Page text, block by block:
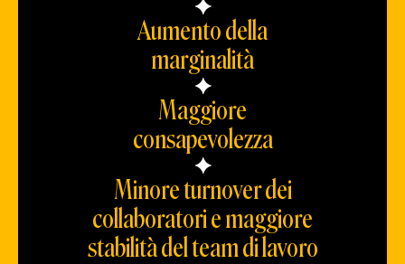
Aumento della
marginalità
Maggiore
consapevolezza
Minore turnover dei
collaboratori e maggiore
stabilità del team di lavoro